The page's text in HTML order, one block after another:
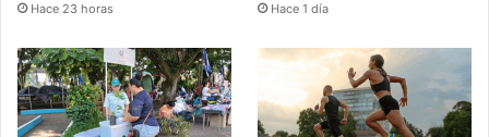
Hace 23 horas Hace 1 día